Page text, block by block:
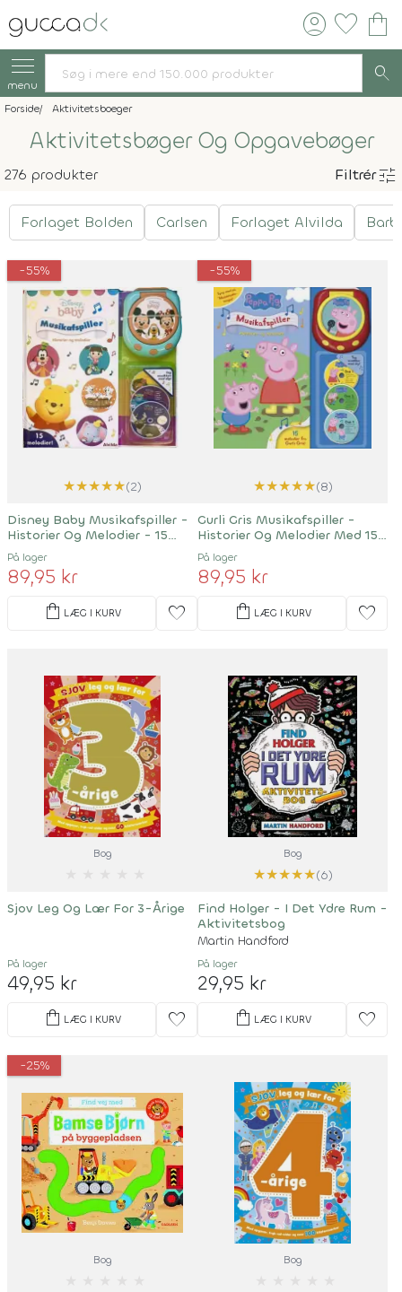
account_circle favorite shopping_bag
menu search
Forside Aktivitetsboeger
Aktivitetsbøger Og Opgavebøger
276 produkter Filtrértune
Forlaget Bolden Carlsen Forlaget Alvilda
-55%
★★★★★(2)
Disney Baby Musikafspiller -
Historier Og Melodier - 15
Sange
På lager
89,95 kr
shopping_bag LÆG I KURV favorite
-55%
★★★★★(8)
Gurli Gris Musikafspiller -
Historier Og Melodier Med 15
Sange
På lager
89,95 kr
shopping_bag LÆG I KURV favorite
Bog
Sjov Leg Og Lær For 3-Årige
På lager
49,95 kr
shopping_bag LÆG I KURV favorite
Bog
★★★★★(6)
Find Holger - I Det Ydre Rum -
Aktivitetsbog
Martin Handford
På lager
29,95 kr
shopping_bag LÆG I KURV favorite
-25%
Bog Bog